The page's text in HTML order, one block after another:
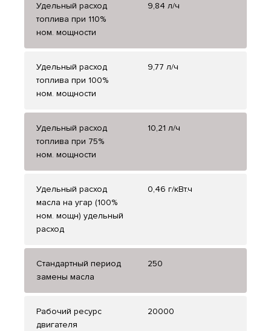
Удельный расход
топлива при 110%
ном. мощности
9,84 л/ч
Удельный расход
топлива при 100%
ном. мощности
9,77 л/ч
Удельный расход
топлива при 75%
ном. мощности
10,21 л/ч
Удельный расход
масла на угар (100%
ном. мощн) удельный
расход
0,46 г/кВт.ч
Стандартный период
замены масла
250
Рабочий ресурс
двигателя
20000